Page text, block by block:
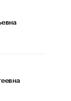
живет глава